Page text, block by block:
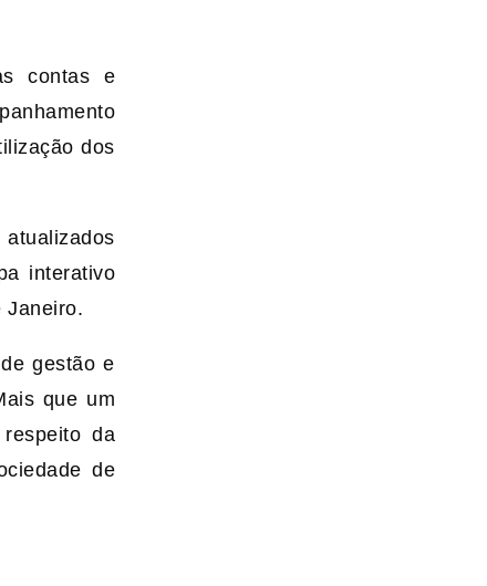
contas e
dos
interativo
Janeiro.
gestão e
que um
da
de